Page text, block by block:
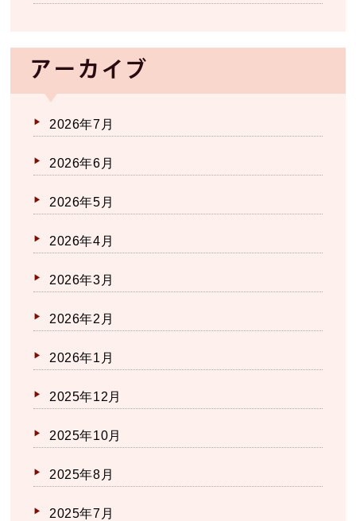
アーカイブ
2026年7月
2026年6月
2026年5月
2026年4月
2026年3月
2026年2月
2026年1月
2025年12月
2025年10月
2025年8月
2025年7月